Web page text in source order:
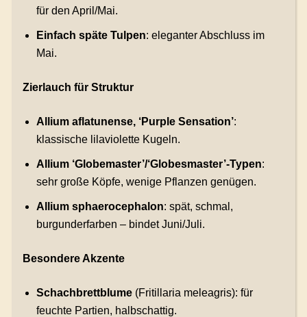
für den April/Mai.
Einfach späte Tulpen: eleganter Abschluss im
Mai.
Zierlauch für Struktur
Allium aflatunense, ‘Purple Sensation’:
klassische lilaviolette Kugeln.
Allium ‘Globemaster’/‘Globesmaster’-Typen:
sehr große Köpfe, wenige Pflanzen genügen.
Allium sphaerocephalon: spät, schmal,
burgunderfarben – bindet Juni/Juli.
Besondere Akzente
Schachbrettblume(Fritillaria meleagris): für
feuchte Partien, halbschattig.